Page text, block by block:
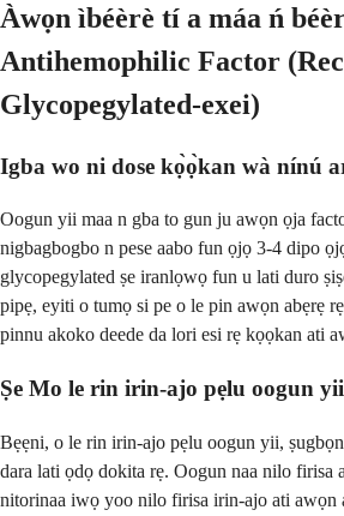
Àwọn ìbéèrè tí a máa ń
Antihemophilic Factor
Glycopegylated-exei)
Igba wo ni dose kọ̀ọ̀kan wà nínú
Oogun yii maa n gba to gun ju awọn ọja
nigbagbogbo n pese aabo fun ọjọ 3-4 dipo
glycopegylated ṣe iranlọwọ fun u lati duro
pipẹ, eyiti o tumọ si pe o le pin awọn abẹrẹ
pinnu akoko deede da lori esi rẹ kọọkan ati
Ṣe Mo le rin irin-ajo pẹlu oogun
Bẹẹni, o le rin irin-ajo pẹlu oogun yii,
dara lati ọdọ dokita rẹ. Oogun naa nilo firisa
nitorinaa iwọ yoo nilo firisa irin-ajo ati